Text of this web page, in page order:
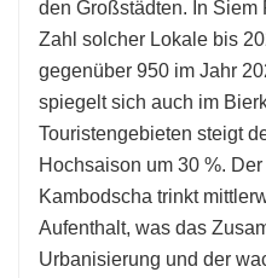
den Großstädten. In
Zahl solcher Lokale bis
gegenüber 950 im Jahr
spiegelt sich auch im
Touristengebieten steigt
Hochsaison um 30 %.
Kambodscha trinkt
Aufenthalt, was das
Urbanisierung und der